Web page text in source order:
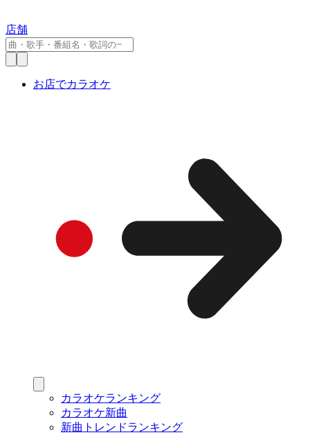
店舗
お店でカラオケ
カラオケランキング
カラオケ新曲
新曲トレンドランキング